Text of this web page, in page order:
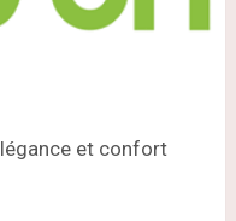
et confort